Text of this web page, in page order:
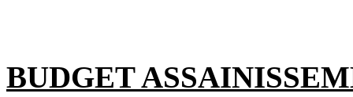
BUDGET